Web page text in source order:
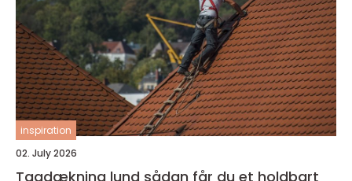
inspiration
02. July 2026
Tagdækning lund sådan får du et holdbart